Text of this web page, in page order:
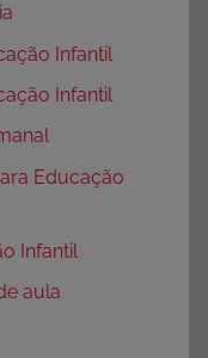
Infantil
Infantil
Educação
Infantil
aula